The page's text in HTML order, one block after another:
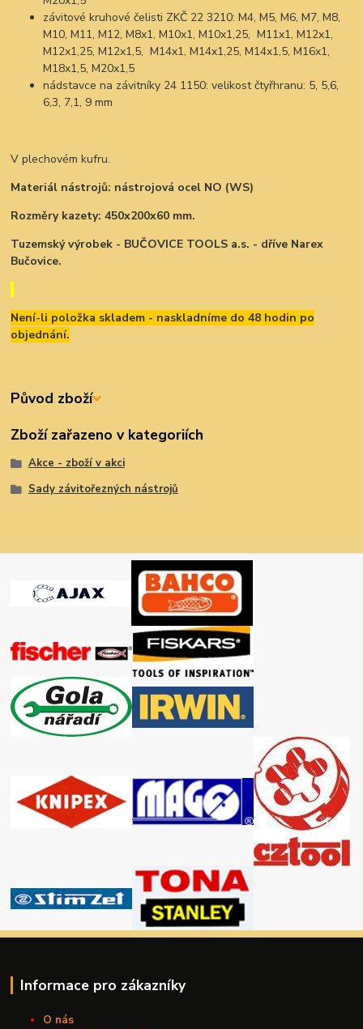
závitové kruhové čelisti ZKČ 22 3210: M4, M5, M6, M7, M8,
M10, M11, M12, M8x1, M10x1, M10x1,25, M11x1, M12x1,
M12x1,25, M12x1,5, M14x1, M14x1,25, M14x1,5, M16x1,
M18x1,5, M20x1,5
nádstavce na závitníky 24 1150: velikost čtyřhranu: 5, 5,6,
6,3, 7,1, 9 mm
V plechovém kufru.
Materiál nástrojů: nástrojová ocel NO (WS)
Rozměry kazety: 450x200x60 mm.
Tuzemský výrobek - BUČOVICE TOOLS a.s. - dříve Narex
Bučovice.
Není-li položka skladem - naskladníme do 48 hodin po
objednání.
Původ zboží
Zboží zařazeno v kategoriích
Akce - zboží v akci
Sady závitořezných nástrojů
Informace pro zákazníky
O nás